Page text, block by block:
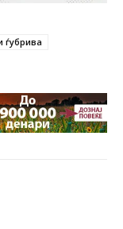
ѓубрива